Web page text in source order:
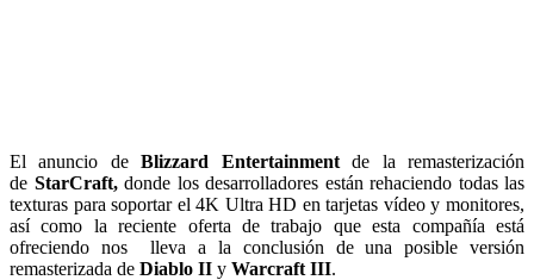
El anuncio deBlizzard Entertainmentde la remasterización
de StarCraft, donde los desarrolladores están rehaciendo todas las
texturas para soportar el 4K Ultra HD en tarjetas vídeo y monitores,
así como la reciente oferta de trabajo que esta compañía está
ofreciendo nos lleva a la conclusión de una posible versión
remasterizada de Diablo II y Warcraft III.